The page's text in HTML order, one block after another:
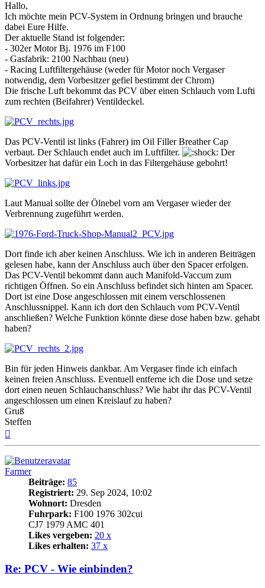
Hallo,
Ich möchte mein PCV-System in Ordnung bringen und brauche
dabei Eure Hilfe.
Der aktuelle Stand ist folgender:
- 302er Motor Bj. 1976 im F100
- Gasfabrik: 2100 Nachbau (neu)
- Racing Luftfiltergehäuse (weder für Motor noch Vergaser
notwendig, dem Vorbesitzer gefiel bestimmt der Chrom)
Die frische Luft bekommt das PCV über einen Schlauch vom Lufti
zum rechten (Beifahrer) Ventildeckel.
Das PCV-Ventil ist links (Fahrer) im Oil Filler Breather Cap
verbaut. Der Schlauch endet auch im Luftfilter.
Der
Vorbesitzer hat dafür ein Loch in das Filtergehäuse gebohrt!
Laut Manual sollte der Ölnebel vorn am Vergaser wieder der
Verbrennung zugeführt werden.
Dort finde ich aber keinen Anschluss. Wie ich in anderen Beiträgen
gelesen habe, kann der Anschluss auch über den Spacer erfolgen.
Das PCV-Ventil bekommt dann auch Manifold-Vaccum zum
richtigen Öffnen. So ein Anschluss befindet sich hinten am Spacer.
Dort ist eine Dose angeschlossen mit einem verschlossenen
Anschlussnippel. Kann ich dort den Schlauch vom PCV-Ventil
anschließen? Welche Funktion könnte diese dose haben bzw. gehabt
haben?
Bin für jeden Hinweis dankbar. Am Vergaser finde ich einfach
keinen freien Anschluss. Eventuell entferne ich die Dose und setze
dort einen neuen Schlauchanschluss? Wie habt ihr das PCV-Ventil
angeschlossen um einen Kreislauf zu haben?
Gruß
Steffen
Farmer
Beiträge: 85
Registriert: 29. Sep 2024, 10:02
Wohnort: Dresden
Fuhrpark: F100 1976 302cui
CJ7 1979 AMC 401
Likes vergeben: 20 x
Likes erhalten: 37 x
Re: PCV - Wie einbinden?